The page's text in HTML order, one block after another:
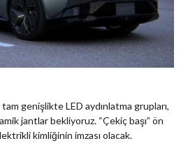
genişlikte LED aydınlatma grupları,
jantlar bekliyoruz. “Çekiç başı” ön
kimliğinin imzası olacak.